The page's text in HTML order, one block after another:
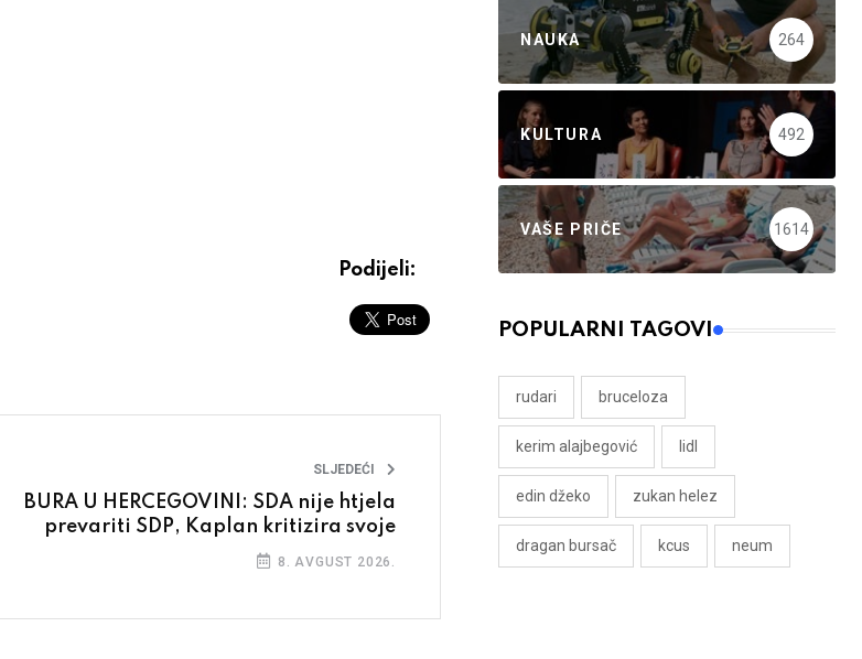
Podijeli:
SLJEDEĆI
BURA U HERCEGOVINI: SDA nije htjela
prevariti SDP, Kaplan kritizira svoje
8. AVGUST 2026.
NAUKA 264
KULTURA 492
VAŠE PRIČE 1614
POPULARNI TAGOVI
rudari bruceloza
kerim alajbegović lidl
edin džeko zukan helez
dragan bursač kcus neum